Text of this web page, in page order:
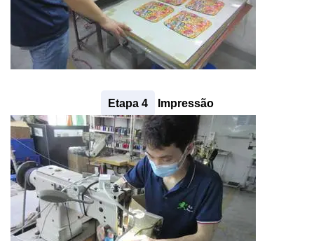
Etapa 4 Impressão